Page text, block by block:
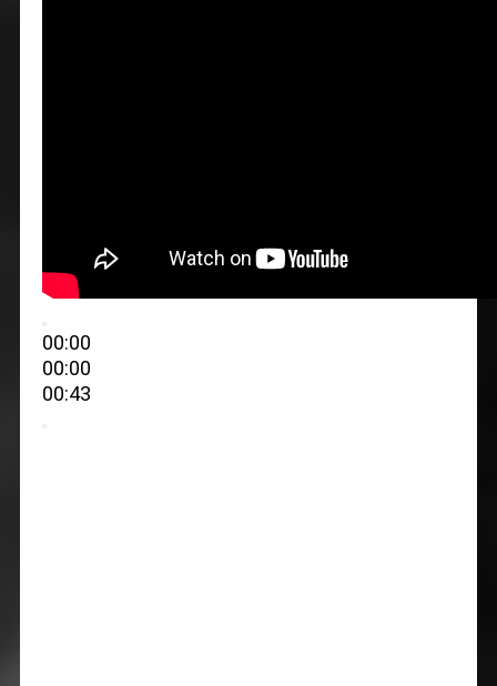
00:00
00:00
00:43